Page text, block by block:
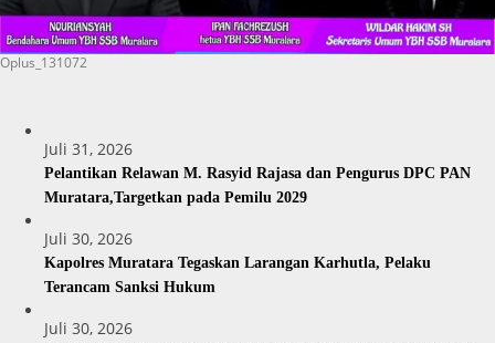
Oplus_131072
Juli 31, 2026
Pelantikan Relawan M. Rasyid Rajasa dan Pengurus DPC PAN
Muratara,Targetkan pada Pemilu 2029
Juli 30, 2026
Kapolres Muratara Tegaskan Larangan Karhutla, Pelaku
Terancam Sanksi Hukum
Juli 30, 2026